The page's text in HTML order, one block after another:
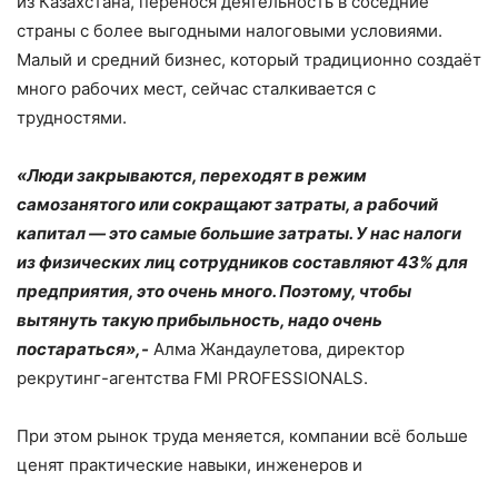
страны с более выгодными налоговыми условиями.
Малый и средний бизнес, который традиционно создаёт
много рабочих мест, сейчас сталкивается с
трудностями.
«Люди закрываются, переходят в режим
самозанятого или сокращают затраты, а рабочий
капитал — это самые большие затраты. У нас налоги
из физических лиц сотрудников составляют 43% для
предприятия, это очень много. Поэтому, чтобы
вытянуть такую прибыльность, надо очень
постараться»,- Алма Жандаулетова, директор
рекрутинг-агентства FMI PROFESSIONALS.
При этом рынок труда меняется, компании всё больше
ценят практические навыки, инженеров и